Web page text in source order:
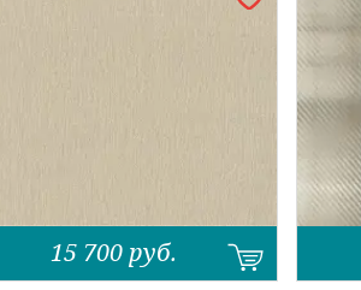
15 700 руб.